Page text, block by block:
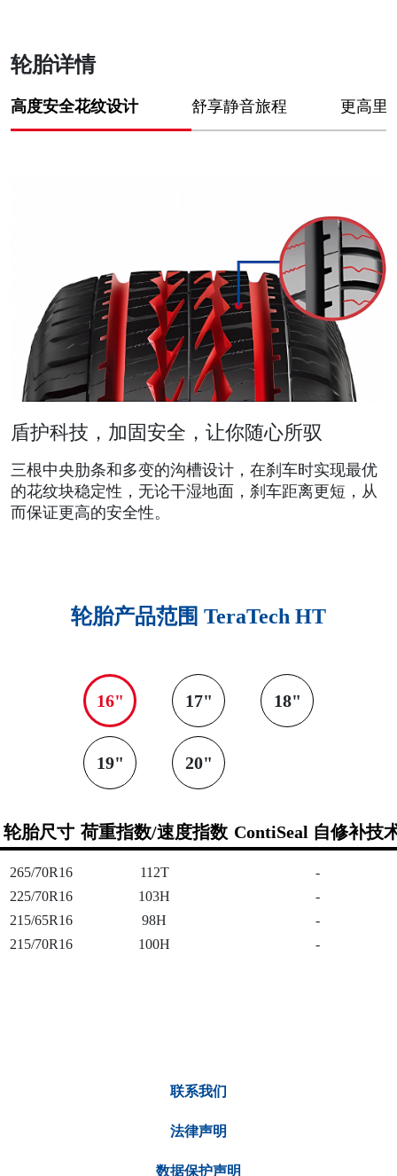
轮胎详情
高度安全花纹设计 舒享静音旅程 更高里
盾护科技，加固安全，让你随心所驭
三根中央肋条和多变的沟槽设计，在刹车时实现最优
的花纹块稳定性，无论干湿地面，刹车距离更短，从
而保证更高的安全性。
轮胎产品范围 TeraTech HT
16" 17" 18"
19" 20"
轮胎尺寸 荷重指数/速度指数 ContiSeal 自修补技
265/70R16 112T
-
225/70R16
103H
-
215/65R16
98H
-
215/70R16
100H -
联系我们
法律声明
数据保护声明